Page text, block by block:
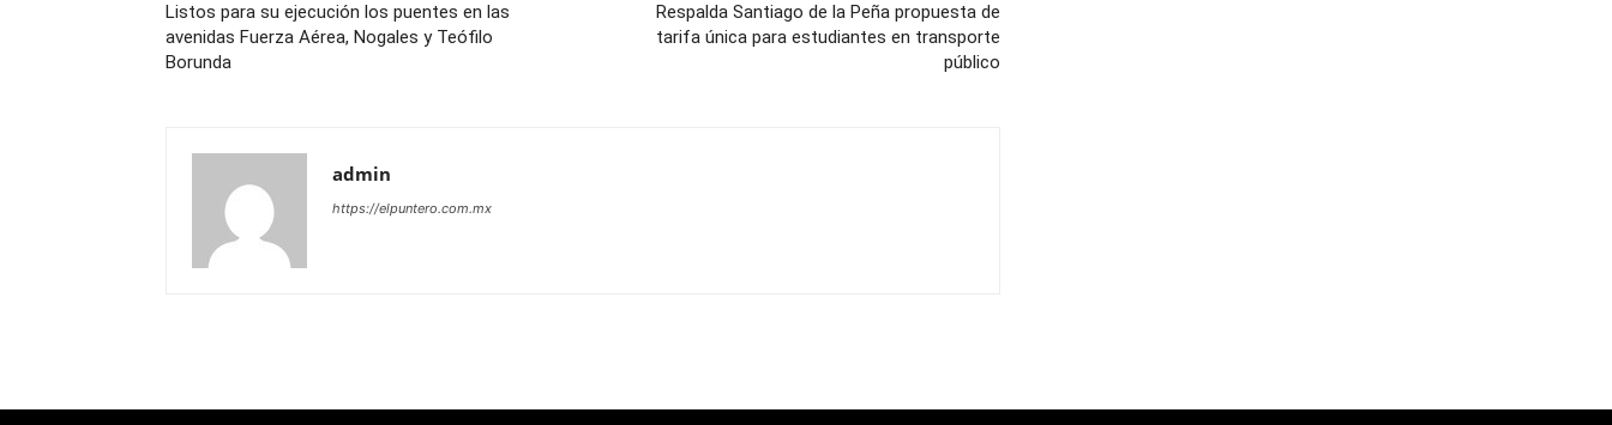
Listos para su ejecución los puentes en las
avenidas Fuerza Aérea, Nogales y Teófilo
Borunda
Respalda Santiago de la Peña propuesta de
tarifa única para estudiantes en transporte
público
admin
https://elpuntero.com.mx